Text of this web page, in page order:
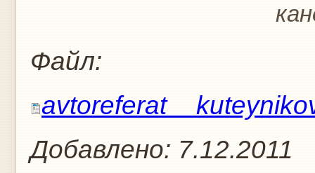
Файл:
Добавлено: 7.12.2011